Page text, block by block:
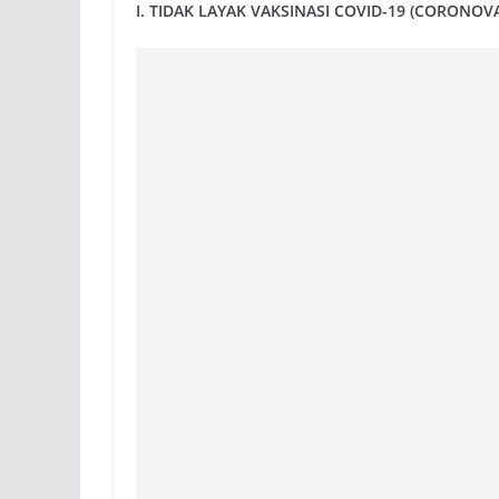
I. TIDAK LAYAK VAKSINASI COVID-19